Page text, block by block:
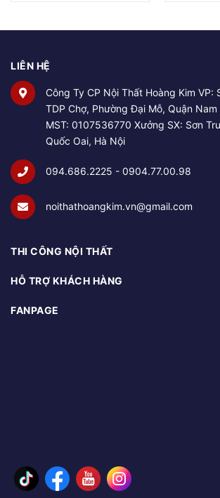
LIÊN HỆ
Công Ty CP Nội Thất Hoàng Kim VP:
TDP Chợ, Phường Đại Mỗ, Quận Nam
MST: 0107536770 Xưởng SX: Sơn
Quốc Oai, Hà Nội
094.686.2225 - 0904.77.00.98
noithathoangkim.vn@gmail.com
THI CÔNG NỘI THẤT
HỖ TRỢ KHÁCH HÀNG
FANPAGE